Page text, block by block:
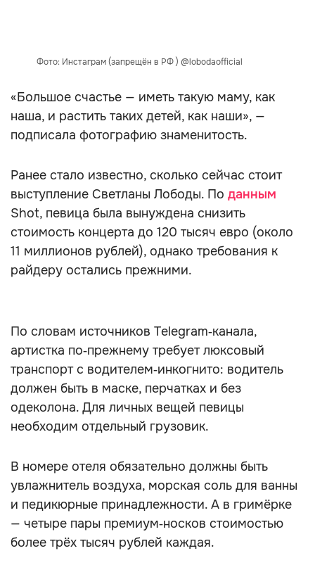
Фото: Инстаграм (запрещён в РФ ) @lobodaofficial
«Большое счастье — иметь такую маму, как
наша, и растить таких детей, как наши», —
подписала фотографию знаменитость.
Ранее стало известно, сколько сейчас стоит
выступление Светланы Лободы. По данным
Shot, певица была вынуждена снизить
стоимость концерта до 120 тысяч евро (около
11 миллионов рублей), однако требования к
райдеру остались прежними.
По словам источников Telegram‑канала,
артистка по‑прежнему требует люксовый
транспорт с водителем‑инкогнито: водитель
должен быть в маске, перчатках и без
одеколона. Для личных вещей певицы
необходим отдельный грузовик.
В номере отеля обязательно должны быть
увлажнитель воздуха, морская соль для ванны
и педикюрные принадлежности. А в гримёрке
— четыре пары премиум‑носков стоимостью
более трёх тысяч рублей каждая.